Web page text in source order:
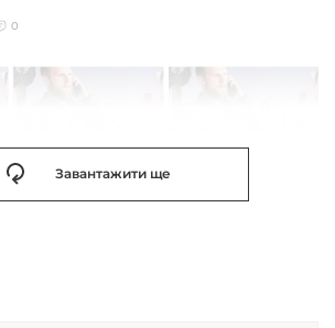
0
Завантажити ще